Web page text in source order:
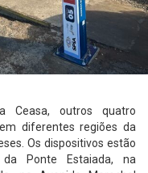
Ceasa, outros quatro
diferentes regiões da
Os dispositivos estão
da Ponte Estaiada, na